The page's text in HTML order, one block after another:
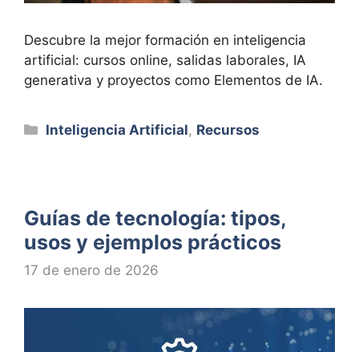
Descubre la mejor formación en inteligencia
artificial: cursos online, salidas laborales, IA
generativa y proyectos como Elementos de IA.
Categorías
Inteligencia Artificial, Recursos
Guías de tecnología: tipos,
usos y ejemplos prácticos
17 de enero de 2026